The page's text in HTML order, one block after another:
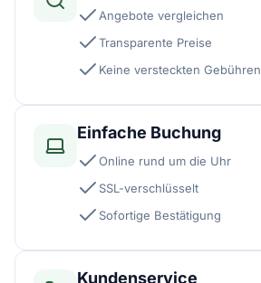
Angebote vergleichen
Transparente Preise
Keine versteckten Gebühren
Einfache Buchung
Online rund um die Uhr
SSL-verschlüsselt
Sofortige Bestätigung
Kundenservice